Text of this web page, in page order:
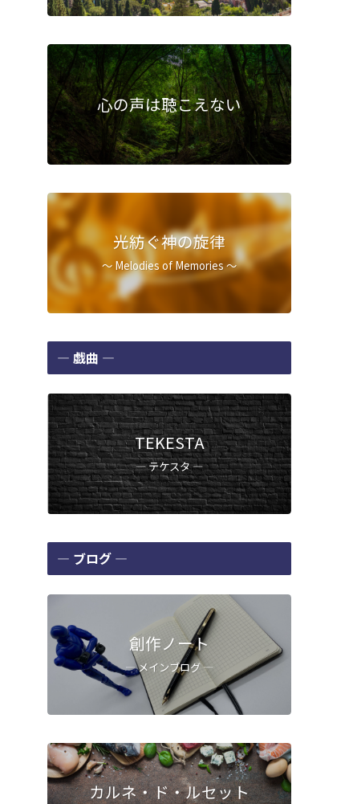
心の声は聴こえない
光紡ぐ神の旋律
～ Melodies of Memories ～
― 戯曲 ―
TEKESTA
― テケスタ ―
― ブログ ―
創作ノート
― メインブログ ―
カルネ・ド・ルセット